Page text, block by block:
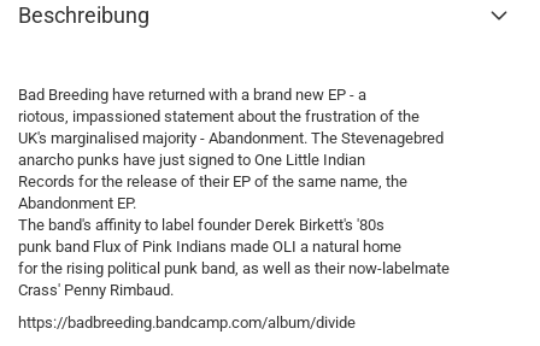
Beschreibung
Bad Breeding have returned with a brand new EP - a
riotous, impassioned statement about the frustration of the
UK's marginalised majority - Abandonment. The Stevenagebred
anarcho punks have just signed to One Little Indian
Records for the release of their EP of the same name, the
Abandonment EP.
The band's affinity to label founder Derek Birkett's '80s
punk band Flux of Pink Indians made OLI a natural home
for the rising political punk band, as well as their now-labelmate
Crass' Penny Rimbaud.
https://badbreeding.bandcamp.com/album/divide